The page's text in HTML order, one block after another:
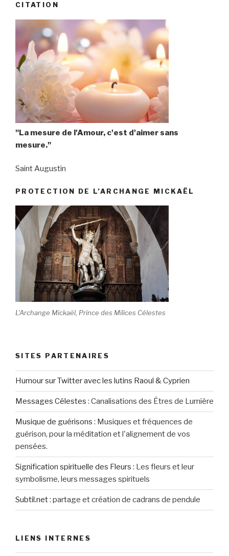
CITATION
"La mesure de l'Amour, c'est d'aimer sans
mesure."
Saint Augustin
PROTECTION DE L’ARCHANGE MICKAËL
L'Archange Mickaël, Prince des Milices Célestes
SITES PARTENAIRES
Humour sur Twitter avec les lutins Raoul & Cyprien
Messages Célestes : Canalisations des Êtres de Lumière
Musique de guérisons : Musiques et fréquences de
guérison, pour la méditation et l'alignement de vos
pensées.
Signification spirituelle des Fleurs : Les fleurs et leur
symbolisme, leurs messages spirituels
Subtil.net: partage et création de cadrans de pendule
LIENS INTERNES